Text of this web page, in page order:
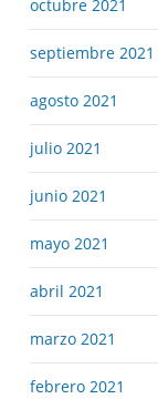
octubre 2021
septiembre 2021
agosto 2021
julio 2021
junio 2021
mayo 2021
abril 2021
marzo 2021
febrero 2021